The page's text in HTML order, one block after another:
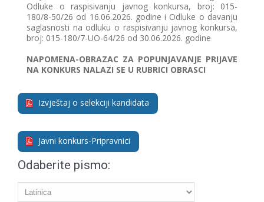
Odluke o raspisivanju javnog konkursa, broj: 015-
180/8-50/26 od 16.06.2026. godine i Odluke o davanju
saglasnosti na odluku o raspisivanju javnog konkursa,
broj: 015-180/7-UO-64/26 od 30.06.2026. godine
NAPOMENA-OBRAZAC ZA POPUNJAVANJE PRIJAVE
NA KONKURS NALAZI SE U RUBRICI OBRASCI
Izvještaj o selekciji kandidata
Javni konkurs-Pripravnici
Odaberite pismo: